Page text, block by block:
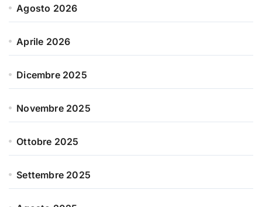
Agosto 2026
Aprile 2026
Dicembre 2025
Novembre 2025
Ottobre 2025
Settembre 2025